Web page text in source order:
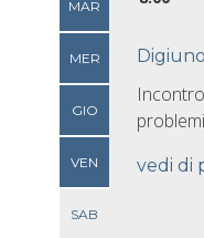
MAR
MER
GIO
VEN
SAB
vedi di